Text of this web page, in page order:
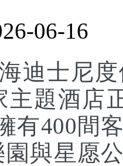
06-16
迪士尼
主題酒店
有400間
園與星愿